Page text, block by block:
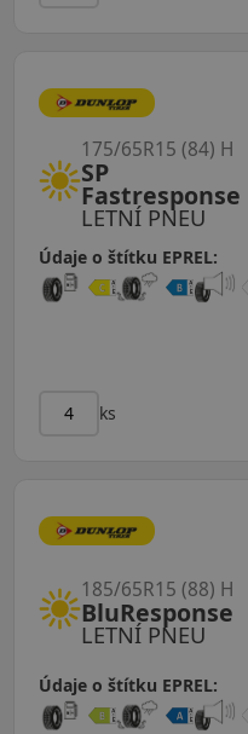
LETNÍ PNEU
SP
Fastresponse
175/65R15 (84) H
Údaje o štítku EPREL:
ks
LETNÍ PNEU
BluResponse
185/65R15 (88) H
Údaje o štítku EPREL: